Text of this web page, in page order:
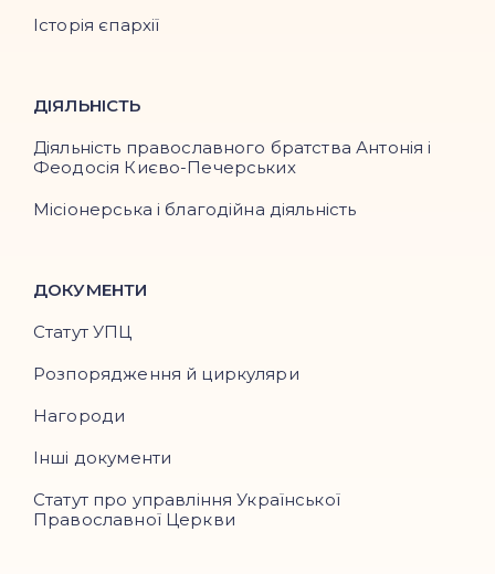
Історія єпархії
ДІЯЛЬНІСТЬ
Діяльність православного братства Антонія і
Феодосія Києво-Печерських
Місіонерська і благодійна діяльність
ДОКУМЕНТИ
Статут УПЦ
Розпорядження й циркуляри
Нагороди
Інші документи
Статут про управління Української
Православної Церкви